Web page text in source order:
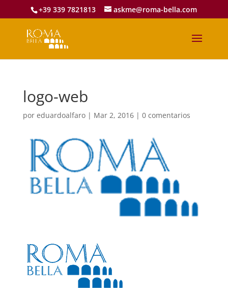
+39 339 7821813 askme@roma-bella.com
logo-web
por eduardoalfaro| Mar 2, 2016| 0 comentarios